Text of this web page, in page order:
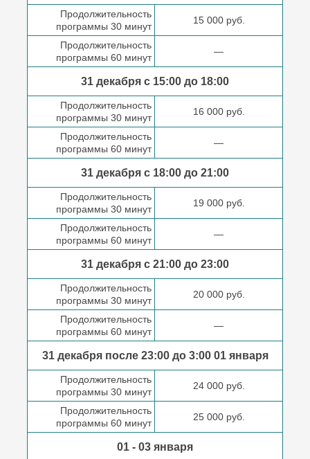
Продолжительность
программы 30 минут
15 000 руб.
Продолжительность
программы 60 минут
—
31 декабря с 15:00 до 18:00
Продолжительность
программы 30 минут
16 000 руб.
Продолжительность
программы 60 минут
—
31 декабря с 18:00 до 21:00
Продолжительность
программы 30 минут
19 000 руб.
Продолжительность
программы 60 минут
—
31 декабря с 21:00 до 23:00
Продолжительность
программы 30 минут
20 000 руб.
Продолжительность
программы 60 минут
—
31 декабря после23:00 до 3:0001 января
Продолжительность
программы 30 минут
24 000 руб.
Продолжительность
программы 60 минут
25 000 руб.
01 - 03 января